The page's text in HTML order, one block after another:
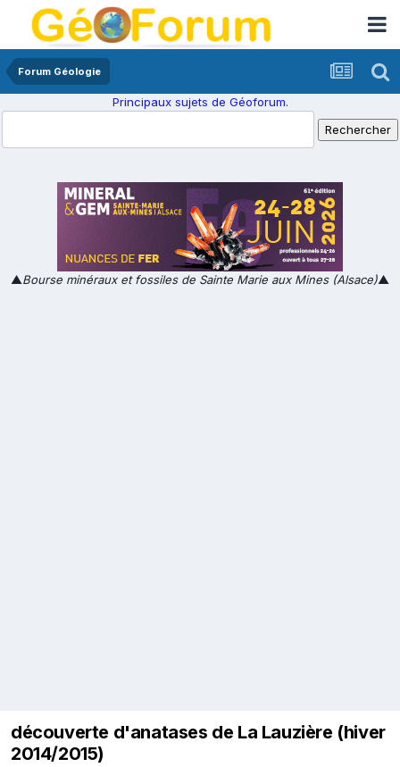
Forum Géologie
Principaux sujets de Géoforum.
▲Bourse minéraux et fossiles de Sainte Marie aux Mines (Alsace)▲
découverte d'anatases de La Lauzière (hiver
2014/2015)